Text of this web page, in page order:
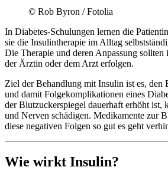
© Rob Byron / Fotolia
In Diabetes-Schulungen lernen die
sie die Insulintherapie im Alltag
Die Therapie und deren Anpassung sollten
der Ärztin oder dem Arzt erfolgen.
Ziel der Behandlung mit Insulin ist es, den
und damit Folgekomplikationen eines
der Blutzuckerspiegel dauerhaft erhöht ist,
und Nerven schädigen. Medikamente zur
diese negativen Folgen so gut es geht
Wie wirkt Insulin?